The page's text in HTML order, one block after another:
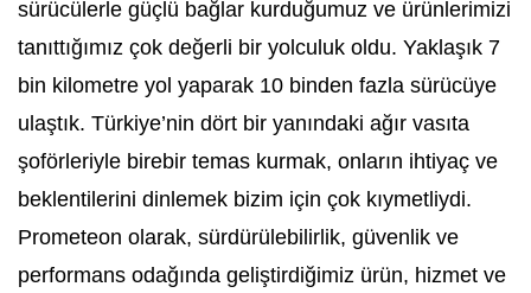
sürücülerle güçlü bağlar kurduğumuz ve ürünlerimizi
tanıttığımız çok değerli bir yolculuk oldu. Yaklaşık 7
bin kilometre yol yaparak 10 binden fazla sürücüye
ulaştık. Türkiye’nin dört bir yanındaki ağır vasıta
şoförleriyle birebir temas kurmak, onların ihtiyaç ve
beklentilerini dinlemek bizim için çok kıymetliydi.
Prometeon olarak, sürdürülebilirlik, güvenlik ve
performans odağında geliştirdiğimiz ürün, hizmet ve